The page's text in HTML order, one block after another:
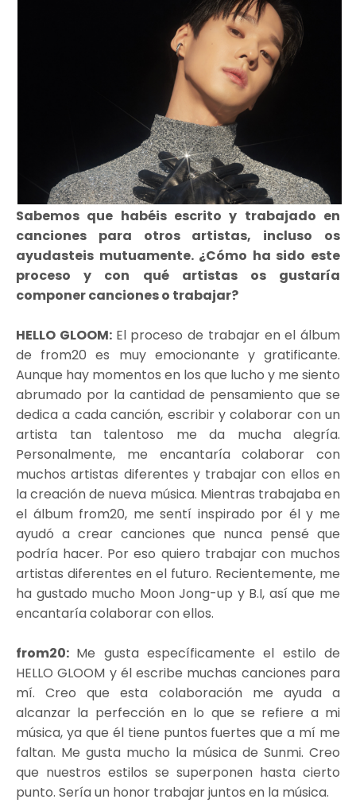
Sabemos que habéis escrito y trabajado en
canciones para otros artistas, incluso os
ayudasteis mutuamente. ¿Cómo ha sido este
proceso y con qué artistas os gustaría
componer canciones o trabajar?
HELLO GLOOM: El proceso de trabajar en el álbum
de from20 es muy emocionante y gratificante.
Aunque hay momentos en los que lucho y me siento
abrumado por la cantidad de pensamiento que se
dedica a cada canción, escribir y colaborar con un
artista tan talentoso me da mucha alegría.
Personalmente, me encantaría colaborar con
muchos artistas diferentes y trabajar con ellos en
la creación de nueva música. Mientras trabajaba en
el álbum from20, me sentí inspirado por él y me
ayudó a crear canciones que nunca pensé que
podría hacer. Por eso quiero trabajar con muchos
artistas diferentes en el futuro. Recientemente, me
ha gustado mucho Moon Jong-up y B.I, así que me
encantaría colaborar con ellos.
from20: Me gusta específicamente el estilo de
HELLO GLOOM y él escribe muchas canciones para
mí. Creo que esta colaboración me ayuda a
alcanzar la perfección en lo que se refiere a mi
música, ya que él tiene puntos fuertes que a mí me
faltan. Me gusta mucho la música de Sunmi. Creo
que nuestros estilos se superponen hasta cierto
punto. Sería un honor trabajar juntos en la música.